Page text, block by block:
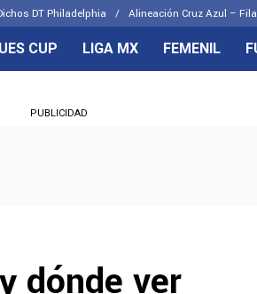
DT Philadelphia Alineación Cruz Azul –
CUP LIGA MX FEMENIL
PUBLICIDAD
dónde ver